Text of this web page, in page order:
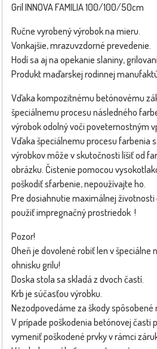
Gril INNOVA FAMILIA 100/100/50cm
Ručne vyrobený výrobok na mieru.
Vonkajšie, mrazuvzdorné prevedenie.
Hodí sa aj na opekanie slaniny,
Produkt maďarskej rodinnej
Vďaka kompozitnému betónovému
špeciálnemu procesu následného
výrobok odolný voči poveternostným
Vďaka špeciálnemu procesu farbenia
výrobkov môže v skutočnosti líšiť od
obrázku. Čistenie pomocou
poškodiť sfarbenie, nepoužívajte ho.
Pre dosiahnutie maximálnej
použiť impregnačný prostriedok !
Pozor!
Oheň je dovolené robiť len v špeciálne
ohnisku grilu!
Doska stola sa skladá z dvoch častí.
Krb je súčasťou výrobku.
Nezodpovedáme za škody
V prípade poškodenia betónovej časti
vymeniť poškodené prvky v rámci